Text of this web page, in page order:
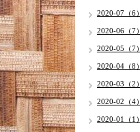
2020-07（6）
2020-06（7）
2020-05（7）
2020-04（8）
2020-03（2）
2020-02（4）
2020-01（1）